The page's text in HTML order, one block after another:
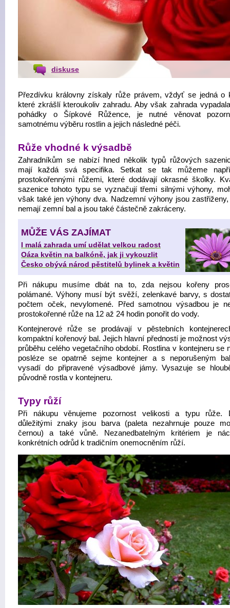
diskuse
Přezdívku královny získaly růže právem, vždyť se jedná o
které zkrášlí kteroukoliv zahradu. Aby však zahrada
pohádky o Šípkové Růžence, je nutné věnovat
samotnému výběru rostlin a jejich následné péči.
Růže vhodné k výsadbě
Zahradníkům se nabízí hned několik typů růžových
mají každá svá specifika. Setkat se tak můžeme
prostokořennými růžemi, které dodávají okrasné školky.
sazenice tohoto typu se vyznačují třemi silnými výhony,
však také jen výhony dva. Nadzemní výhony jsou
nemají zemní bal a jsou také částečně zakráceny.
MŮŽE VÁS ZAJÍMAT
I malá zahrada umí udělat velkou radost
Oáza květin na balkóně, jak ji vykouzlit
Česko obývá národ pěstitelů bylinek a květin
Při nákupu musíme dbát na to, zda nejsou kořeny
polámané. Výhony musí být svěží, zelenkavé barvy, s
počtem oček, nevylomené. Před samotnou výsadbou je
prostokořenné růže na 12 až 24 hodin ponořit do vody.
Kontejnerové růže
se prodávají v pěstebních
kompaktní kořenový bal. Jejich hlavní předností je možnost
průběhu celého vegetačního období. Rostlina v kontejneru se
posléze se opatrně sejme kontejner a s neporušeným
vysadí do připravené výsadbové jámy. Vysazuje se
původně rostla v kontejneru.
Typy růží
Při nákupu věnujeme pozornost velikosti a typu růže.
důležitými znaky jsou barva (paleta nezahrnuje pouze
černou) a také vůně. Nezanedbatelným kritériem je
konkrétních odrůd k tradičním onemocněním růží.